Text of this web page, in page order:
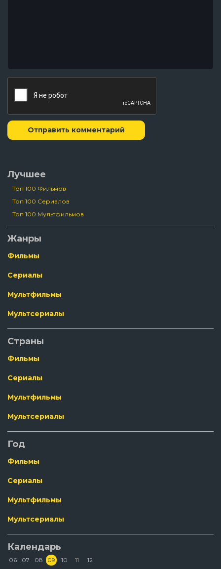
Отправить комментарий
Лучшее
Топ 100 Фильмов
Топ 100 Сериалов
Топ 100 Мультфильмов
Жанры
Фильмы
Сериалы
Мультфильмы
Мультсериалы
Страны
Фильмы
Сериалы
Мультфильмы
Мультсериалы
Год
Фильмы
Сериалы
Мультфильмы
Мультсериалы
Календарь
06 07 08 09 10 11 12